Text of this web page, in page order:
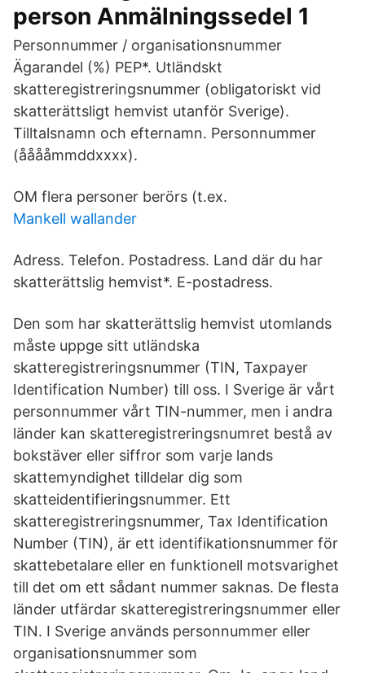
person Anmälningssedel 1
Personnummer / organisationsnummer
Ägarandel (%) PEP*. Utländskt
skatteregistreringsnummer (obligatoriskt vid
skatterättsligt hemvist utanför Sverige).
Tilltalsnamn och efternamn. Personnummer
(ååååmmddxxxx).
OM flera personer berörs (t.ex.
Mankell wallander
Adress. Telefon. Postadress. Land där du har
skatterättslig hemvist*. E-postadress.
Den som har skatterättslig hemvist utomlands
måste uppge sitt utländska
skatteregistreringsnummer (TIN, Taxpayer
Identification Number) till oss. I Sverige är vårt
personnummer vårt TIN-nummer, men i andra
länder kan skatteregistreringsnumret bestå av
bokstäver eller siffror som varje lands
skattemyndighet tilldelar dig som
skatteidentifieringsnummer. Ett
skatteregistreringsnummer, Tax Identification
Number (TIN), är ett identifikationsnummer för
skattebetalare eller en funktionell motsvarighet
till det om ett sådant nummer saknas. De flesta
länder utfärdar skatteregistreringsnummer eller
TIN. I Sverige används personnummer eller
organisationsnummer som